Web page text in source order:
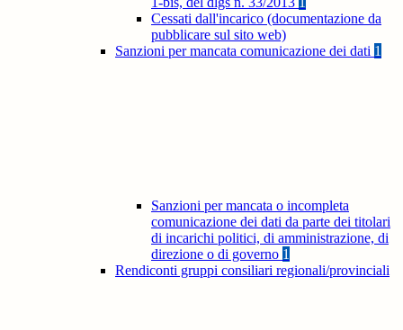
Cessati dall'incarico (documentazione da
pubblicare sul sito web)
Sanzioni per mancata comunicazione dei dati 1
Sanzioni per mancata o incompleta
comunicazione dei dati da parte dei titolari
di incarichi politici, di amministrazione, di
direzione o di governo 1
Rendiconti gruppi consiliari regionali/provinciali